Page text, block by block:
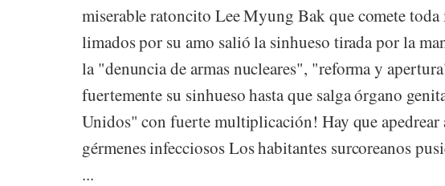
miserable ratoncito Lee Myung Bak que comete
limados por su amo salió la sinhueso tirada por la
la "denuncia de armas nucleares", "reforma y
fuertemente su sinhueso hasta que salga órgano
Unidos" con fuerte multiplicación! Hay que
gérmenes infecciosos Los habitantes surcoreanos
...